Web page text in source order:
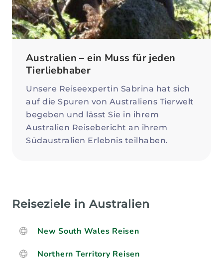
Australien – ein Muss für jeden
Tierliebhaber
Unsere Reiseexpertin Sabrina hat sich
auf die Spuren von Australiens Tierwelt
begeben und lässt Sie in ihrem
Australien Reisebericht an ihrem
Südaustralien Erlebnis teilhaben.
Reiseziele in Australien
New South Wales Reisen
Northern Territory Reisen